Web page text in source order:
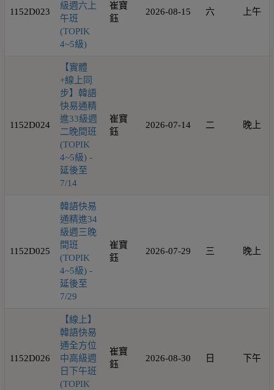
1152D023
級週六上
午班
(TOPIK
4~5級)
崔寶
鈺
2026-08-15 六 上午
1152D024
【實體
+線上同
步】韓語
快易通精
進33級週
二晚間班
(TOPIK
4~5級) -
延後至
7/14
崔寶
鈺
2026-07-14 二 晚上
1152D025
韓語快易
通精進34
級週三晚
間班
(TOPIK
4~5級) -
延後至
7/29
崔寶
鈺
2026-07-29 三 晚上
1152D026
【線上】
韓語快易
通全方位
中高級週
日下午班
(TOPIK
崔寶
鈺
2026-08-30 日 下午